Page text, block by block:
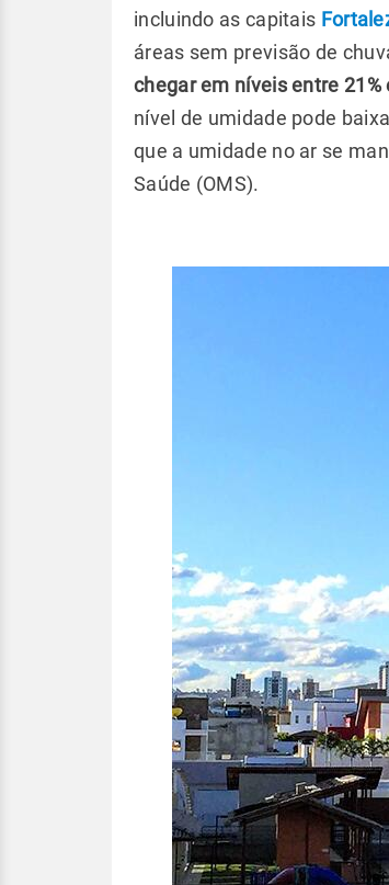
incluindo as capitais
áreas sem previsão de
chegar em níveis entre
nível de umidade pode
que a umidade no ar se
Saúde (OMS).